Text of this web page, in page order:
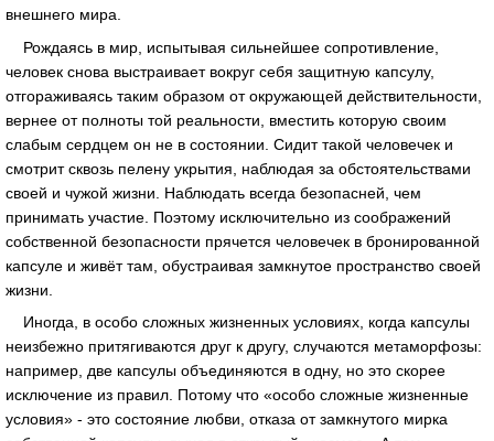
внешнего мира.
Рождаясь в мир, испытывая сильнейшее сопротивление,
человек снова выстраивает вокруг себя защитную капсулу,
отгораживаясь таким образом от окружающей действительности,
вернее от полноты той реальности, вместить которую своим
слабым сердцем он не в состоянии. Сидит такой человечек и
смотрит сквозь пелену укрытия, наблюдая за обстоятельствами
своей и чужой жизни. Наблюдать всегда безопасней, чем
принимать участие. Поэтому исключительно из соображений
собственной безопасности прячется человечек в бронированной
капсуле и живёт там, обустраивая замкнутое пространство своей
жизни.
Иногда, в особо сложных жизненных условиях, когда капсулы
неизбежно притягиваются друг к другу, случаются метаморфозы:
например, две капсулы объединяются в одну, но это скорее
исключение из правил. Потому что «особо сложные жизненные
условия» - это состояние любви, отказа от замкнутого мирка